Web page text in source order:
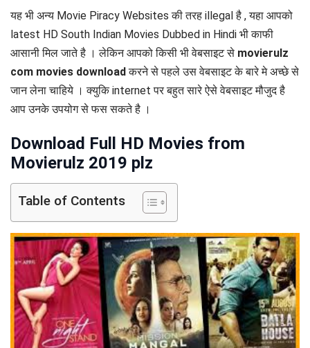
यह भी अन्य Movie Piracy Websites की तरह illegal है , यहा आपको
latest HD South Indian Movies Dubbed in Hindi भी काफी
आसानी मिल जाते है । लेकिन आपको किसी भी वेबसाइट से movierulz
com movies download करने से पहले उस वेबसाइट के बारे मे अच्छे से
जान लेना चाहिये । क्युकि internet पर बहुत सारे ऐसे वेबसाइट मौजुद है
आप उनके उपयोग से फस सकते है ।
Download Full HD Movies from
Movierulz 2019 plz
Table of Contents